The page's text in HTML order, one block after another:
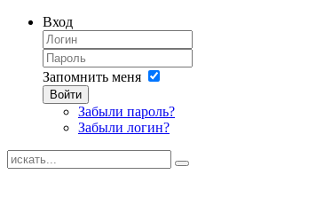
Вход
Запомнить меня
Войти
Забыли пароль?
Забыли логин?